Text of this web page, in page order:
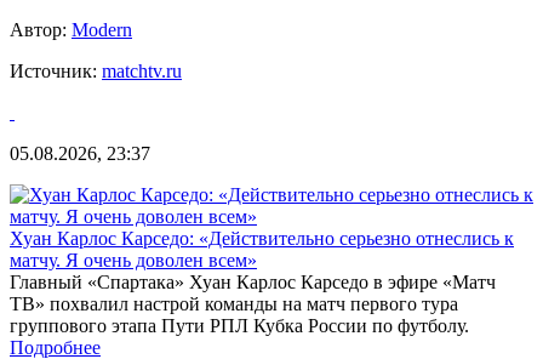
Автор: Modern
Источник: matchtv.ru
05.08.2026, 23:37
Хуан Карлос Карседо: «Действительно серьезно отнеслись к
матчу. Я очень доволен всем»
Главный «Спартака» Хуан Карлос Карседо в эфире «Матч
ТВ» похвалил настрой команды на матч первого тура
группового этапа Пути РПЛ Кубка России по футболу.
Подробнее